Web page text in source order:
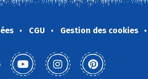
CGU Gestion des cookies